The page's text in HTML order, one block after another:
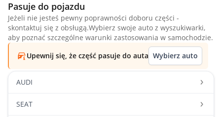
Pasuje do pojazdu
Jeżeli nie jesteś pewny poprawności doboru części -
skontaktuj się z obsługą.Wybierz swoje auto z wyszukiwarki,
aby poznać szczególne warunki zastosowania w samochodzie.
Upewnij się, że część pasuje do auta Wybierz auto
AUDI
SEAT